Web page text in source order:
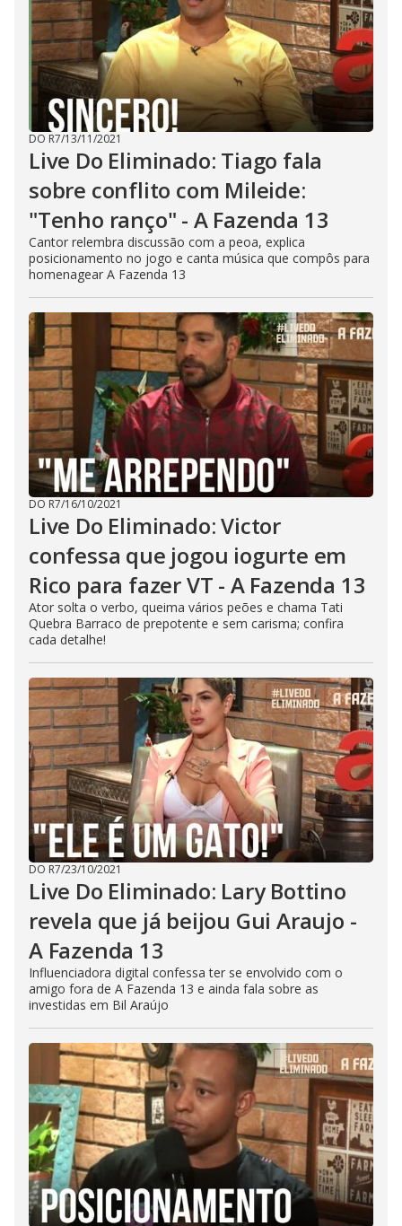
DO R7/13/11/2021
Live Do Eliminado: Tiago fala
sobre conflito com Mileide:
"Tenho ranço" - A Fazenda 13
Cantor relembra discussão com a peoa, explica
posicionamento no jogo e canta música que compôs para
homenagear A Fazenda 13
DO R7/16/10/2021
Live Do Eliminado: Victor
confessa que jogou iogurte em
Rico para fazer VT - A Fazenda 13
Ator solta o verbo, queima vários peões e chama Tati
Quebra Barraco de prepotente e sem carisma; confira
cada detalhe!
DO R7/23/10/2021
Live Do Eliminado: Lary Bottino
revela que já beijou Gui Araujo -
A Fazenda 13
Influenciadora digital confessa ter se envolvido com o
amigo fora de A Fazenda 13 e ainda fala sobre as
investidas em Bil Araújo